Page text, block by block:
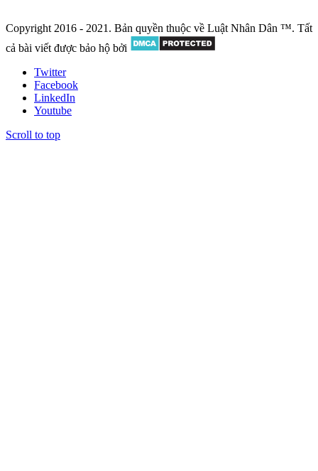
Copyright 2016 - 2021. Bản quyền thuộc về Luật Nhân Dân ™. Tất
cả bài viết được bảo hộ bởi
Twitter
Facebook
LinkedIn
Youtube
Scroll to top